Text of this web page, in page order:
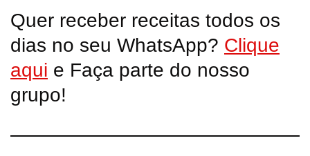
Quer receber receitas todos os
dias no seu WhatsApp? Clique
aqui e Faça parte do nosso
grupo!